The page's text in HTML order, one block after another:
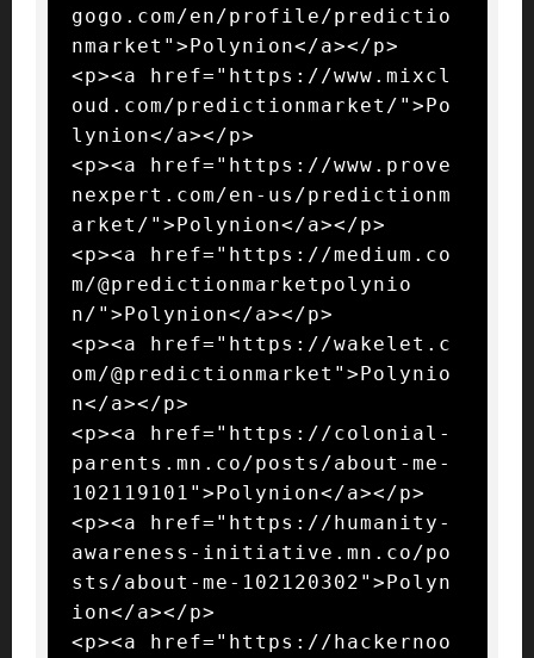
gogo.com/en/profile/predictio
nmarket">Polynion</a></p>
<p><a href="https://www.mixcl
oud.com/predictionmarket/">Po
lynion</a></p>
<p><a href="https://www.prove
nexpert.com/en-us/predictionm
arket/">Polynion</a></p>
<p><a href="https://medium.co
m/@predictionmarketpolynio
n/">Polynion</a></p>
<p><a href="https://wakelet.c
om/@predictionmarket">Polynio
n</a></p>
<p><a href="https://colonial-
parents.mn.co/posts/about-me-
102119101">Polynion</a></p>
<p><a href="https://humanity-
awareness-initiative.mn.co/po
sts/about-me-102120302">Polyn
ion</a></p>
<p><a href="https://hackernoo